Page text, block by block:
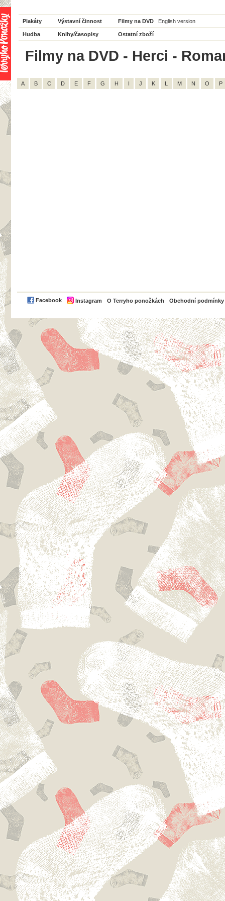
Plakáty Výstavní činnost Filmy na DVD English version
Hudba Knihy/časopisy Ostatní zboží
Filmy na DVD - Herci -
A B C D E F G H I J K L M N O P
Facebook Instagram O Terryho ponožkách Obchodní podmínky
PayPal